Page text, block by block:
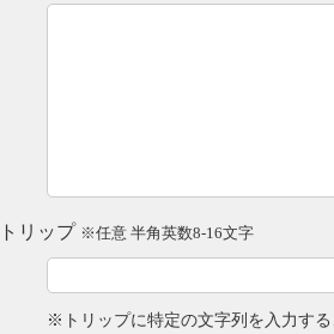
トリップ ※任意 半角英数8-16文字
※トリップに特定の文字列を入力す